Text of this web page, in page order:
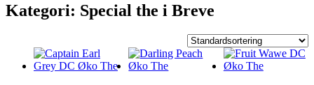
Kategori: Special the i Breve